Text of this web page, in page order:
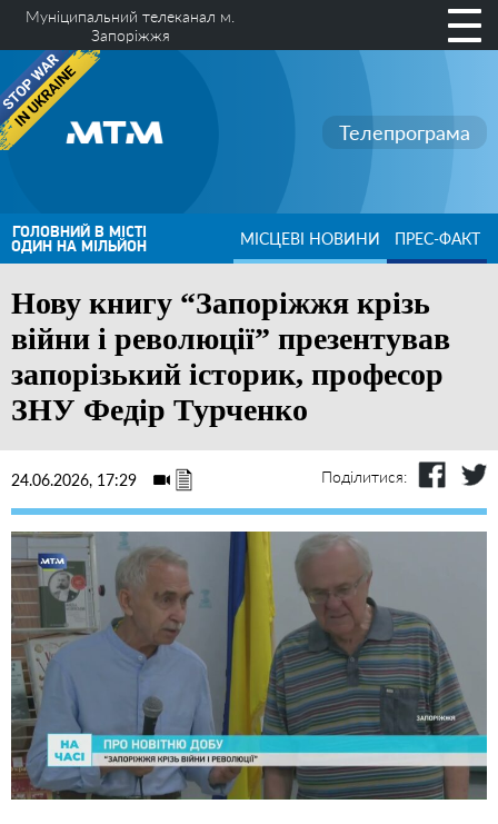
Муніципальний телеканал м.
Запоріжжя
Телепрограма
ГОЛОВНИЙ В МІСТІ
ОДИН НА МІЛЬЙОН МІСЦЕВІ НОВИНИ ПРЕС-ФАКТ
Нову книгу “Запоріжжя крізь
війни і революції” презентував
запорізький історик, професор
ЗНУ Федір Турченко
24.06.2026, 17:29 Поділитися: